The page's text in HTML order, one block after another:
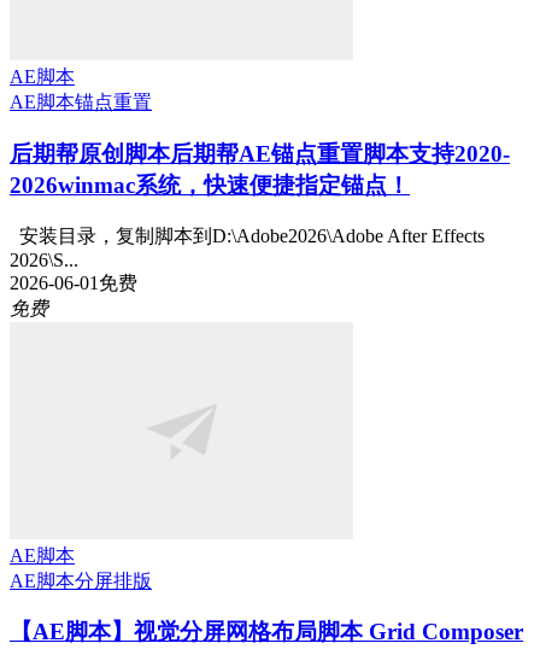
AE脚本
AE脚本锚点重置
后期帮原创脚本后期帮AE锚点重置脚本支持2020-
2026winmac系统，快速便捷指定锚点！
安装目录，复制脚本到D:\Adobe2026\Adobe After Effects
2026\S...
2026-06-01 免费
免费
AE脚本
AE脚本分屏排版
【AE脚本】视觉分屏网格布局脚本 Grid Composer